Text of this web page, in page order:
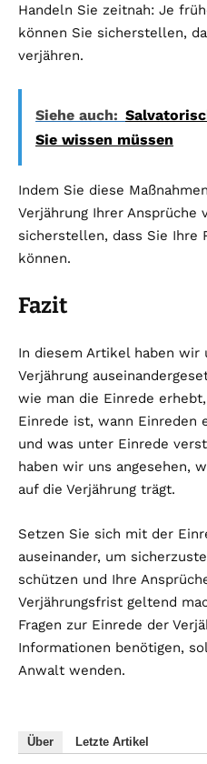
Handeln Sie zeitnah: Je
können Sie sicherstellen,
verjähren.
Siehe auch:
Sie wissen müssen
Indem Sie diese
Verjährung Ihrer Ansprüche
sicherstellen, dass Sie Ihre
können.
Fazit
In diesem Artikel haben
Verjährung
wie man die Einrede
Einrede ist, wann Einreden
und was unter Einrede
haben wir uns angesehen,
auf die Verjährung trägt.
Setzen Sie sich mit der
auseinander, um
schützen und Ihre
Verjährungsfrist geltend
Fragen zur Einrede der
Informationen benötigen,
Anwalt wenden.
Über Letzte Artikel